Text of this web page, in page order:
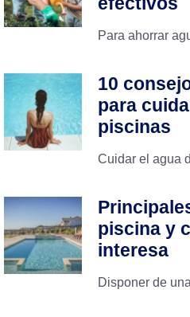
Para ahorrar
10
para
piscinas
Cuidar el agua
piscina y
interesa
Disponer de